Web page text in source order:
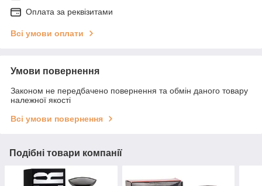
Оплата за реквізитами
Всі умови оплати
Умови повернення
Законом не передбачено повернення та обмін даного товару
належної якості
Всі умови повернення
Подібні товари компанії